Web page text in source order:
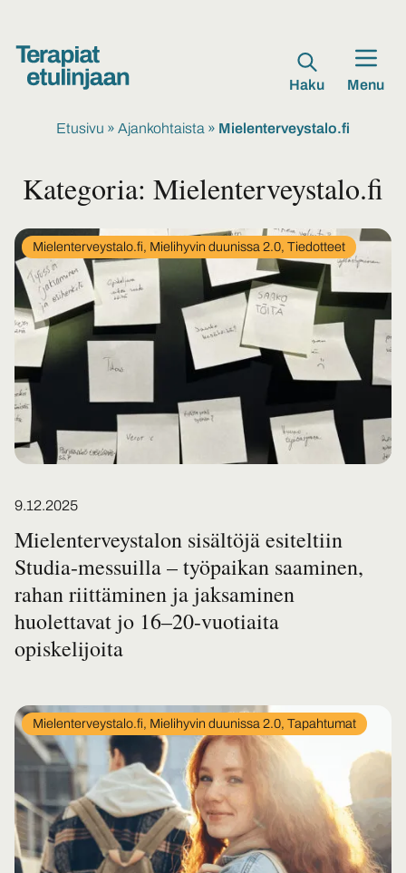
Haku Menu
Etusivu » Ajankohtaista » Mielenterveystalo.fi
Kategoria: Mielenterveystalo.fi
Posted on
9.12.2025
In
category
Mielenterveystalo.fi, Mielihyvin duunissa 2.0, Tiedotteet
Mielenterveystalon sisältöjä esiteltiin
Studia-messuilla – työpaikan saaminen,
rahan riittäminen ja jaksaminen
huolettavat jo 16–20-vuotiaita
opiskelijoita
In
category
Mielenterveystalo.fi, Mielihyvin duunissa 2.0, Tapahtumat